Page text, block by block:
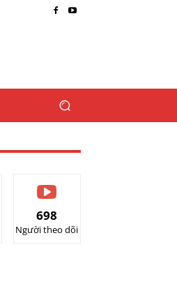
698
Người theo dõi